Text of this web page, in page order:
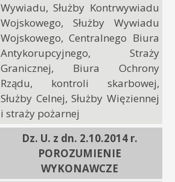
Wywiadu, Służby Kontrwywiadu
Wojskowego, Służby Wywiadu
Wojskowego, Centralnego Biura
Antykorupcyjnego, Straży
Granicznej, Biura Ochrony
Rządu, kontroli skarbowej,
Służby Celnej, Służby Więziennej
i straży pożarnej
Dz. U. z dn. 2.10.2014 r.
POROZUMIENIE
WYKONAWCZE